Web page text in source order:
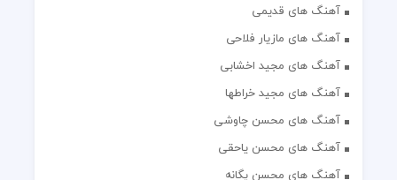
آهنگ های قدیمی
آهنگ های مازیار فلاحی
آهنگ های مجید اخشابی
آهنگ های مجید خراطها
آهنگ های محسن چاوشی
آهنگ های محسن یاحقی
آهنگ های محسن یگانه